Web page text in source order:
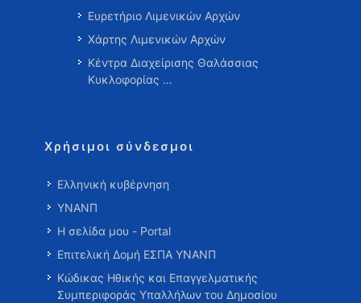
Ευρετήριο Λιμενικών Αρχών
Χάρτης Λιμενικών Αρχών
Κέντρα Διαχείρισης Θαλάσσιας
Κυκλοφορίας …
Χρήσιμοι σύνδεσμοι
Ελληνική κυβέρνηση
ΥΝΑΝΠ
Η σελίδα μου - Portal
Επιτελική Δομή ΕΣΠΑ ΥΝΑΝΠ
Κώδικας Ηθικής και Επαγγελματικής
Συμπεριφοράς Υπαλλήλων του Δημοσίου